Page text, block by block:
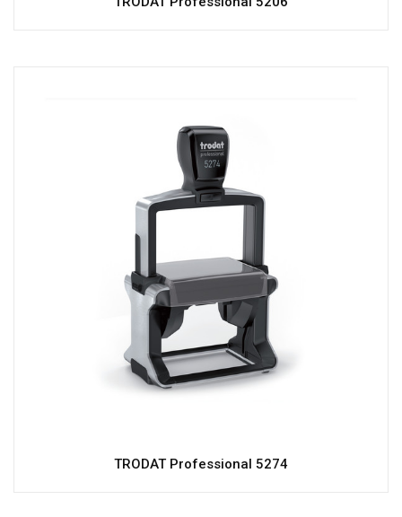
TRODAT Professional 5274